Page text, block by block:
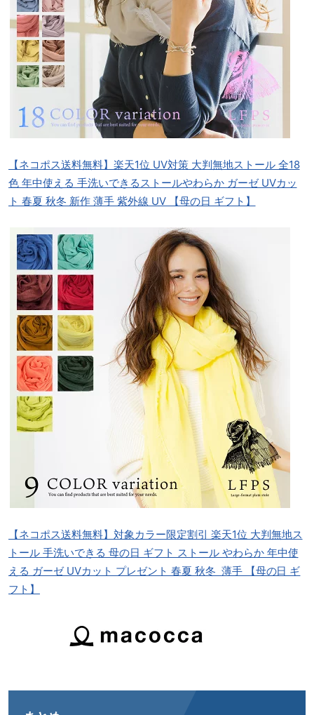
【ネコポス送料無料】楽天1位 UV対策 大判無地ストール 全18
色 年中使える 手洗いできるストールやわらか ガーゼ UVカッ
ト 春夏 秋冬 新作 薄手 紫外線 UV 【母の日 ギフト】
【ネコポス送料無料】対象カラー限定割引 楽天1位 大判無地ス
トール 手洗いできる 母の日 ギフト ストール やわらか 年中使
える ガーゼ UVカット プレゼント 春夏 秋冬 薄手 【母の日 ギ
フト】